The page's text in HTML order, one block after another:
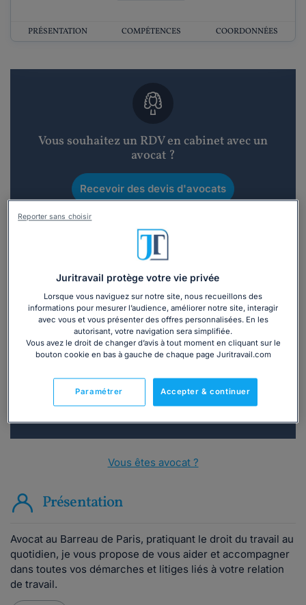
PRÉSENTATION COMPÉTENCES COORDONNÉES
Vous souhaitez un RDV en cabinet avec un
avocat ?
Recevoir des devis d'avocats
Vous souhaitez une consultation par
téléphone ?
Consulter immédiatement
ou appelez le01 75 75 42 33(8h à 21h du lundi au
Vous êtes avocat ?
Présentation
Avocat au Barreau de Paris, pratiquant le droit du travail au
quotidien, je vous propose de vous aider et accompagner
dans toutes vos démarches et litiges liés à votre relation
de travail.
Juritravail protège votre vie privée
Lorsque vous naviguez sur notre site, nous recueillons des
informations pour mesurer l’audience, améliorer notre site, interagir
avec vous et vous présenter des offres personnalisées. En les
autorisant, votre navigation sera simplifiée.
Vous avez le droit de changer d’avis à tout moment en cliquant sur le
bouton cookie en bas à gauche de chaque page Juritravail.com
Accepter & continuer
Paramétrer
Reporter sans choisir